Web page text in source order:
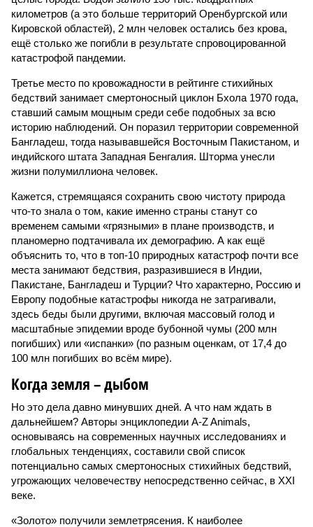
километров (а это больше территорий Оренбургской или
Кировской областей), 2 млн человек остались без крова,
ещё столько же погибли в результате спровоцированной
катастрофой пандемии.
Третье место по кровожадности в рейтинге стихийных
бедствий занимает смертоносный циклон Бхола 1970 года,
ставший самым мощным среди себе подобных за всю
историю наблюдений. Он поразил территории современной
Бангладеш, тогда называвшейся Восточным Пакистаном, и
индийского штата Западная Бенгалия. Шторма унесли
жизни полумиллиона человек.
Кажется, стремящаяся сохранить свою чистоту природа
что-то знала о том, какие именно страны станут со
временем самыми «грязными» в плане производств, и
планомерно подтачивала их демографию. А как ещё
объяснить то, что в топ-10 природных катастроф почти все
места занимают бедствия, разразившиеся в Индии,
Пакистане, Бангладеш и Турции? Что характерно, Россию и
Европу подобные катастрофы никогда не затрагивали,
здесь беды были другими, включая массовый голод и
масштабные эпидемии вроде бубонной чумы (200 млн
погибших) или «испанки» (по разным оценкам, от 17,4 до
100 млн погибших во всём мире).
Когда земля – дыбом
Но это дела давно минувших дней. А что нам ждать в
дальнейшем? Авторы энциклопедии A-Z Animals,
основываясь на современных научных исследованиях и
глобальных тенденциях, составили свой список
потенциально самых смертоносных стихийных бедствий,
угрожающих человечеству непосредственно сейчас, в XXI
веке.
«Золото» получили землетрясения. К наиболее